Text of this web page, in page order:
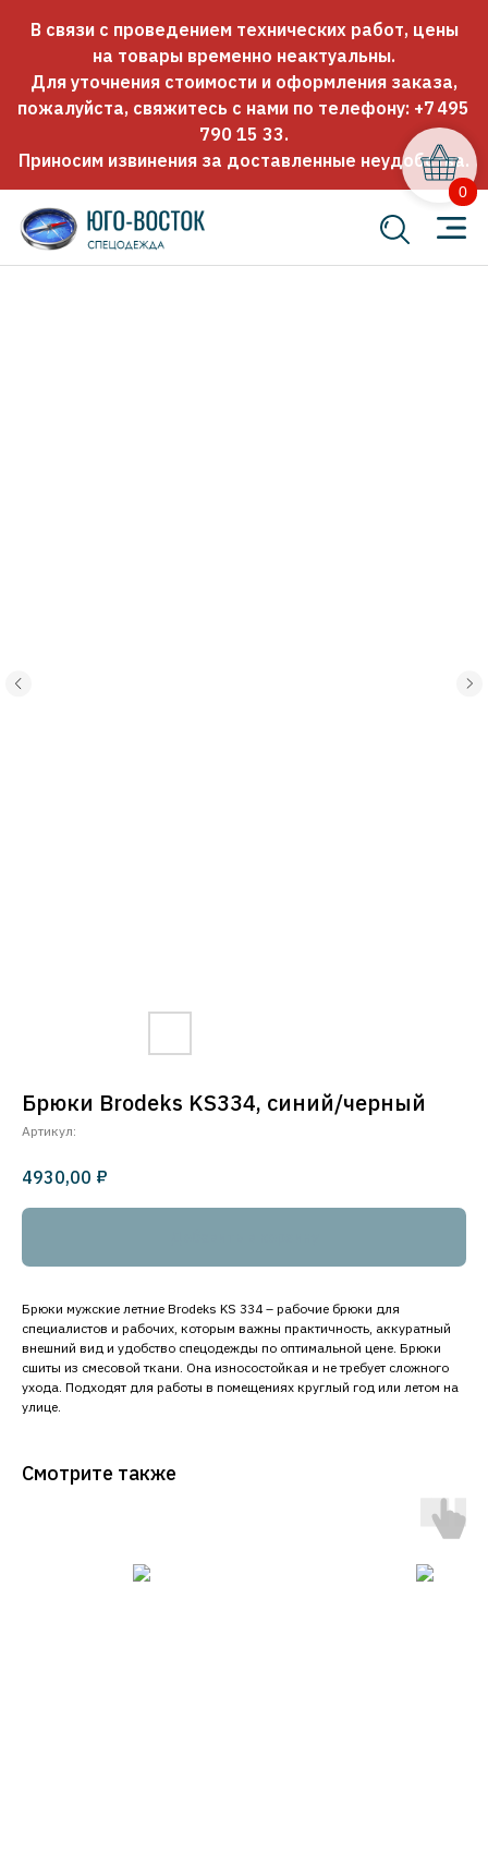
В связи с проведением технических работ, цены
на товары временно неактуальны.
Для уточнения стоимости и оформления заказа,
пожалуйста, свяжитесь с нами по телефону: +7 495
790 15 33.
Приносим извинения за доставленные неудобства.
Брюки Brodeks KS334, синий/черный
Артикул:
4930,00 ₽
Брюки мужские летние Brodeks KS 334 – рабочие брюки для
специалистов и рабочих, которым важны практичность, аккуратный
внешний вид и удобство спецодежды по оптимальной цене. Брюки
сшиты из смесовой ткани. Она износостойкая и не требует сложного
ухода. Подходят для работы в помещениях круглый год или летом на
улице.
Смотрите также
0